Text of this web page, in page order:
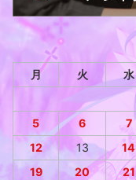
月 火 水
5
6 7
12
13 14
19
20 21